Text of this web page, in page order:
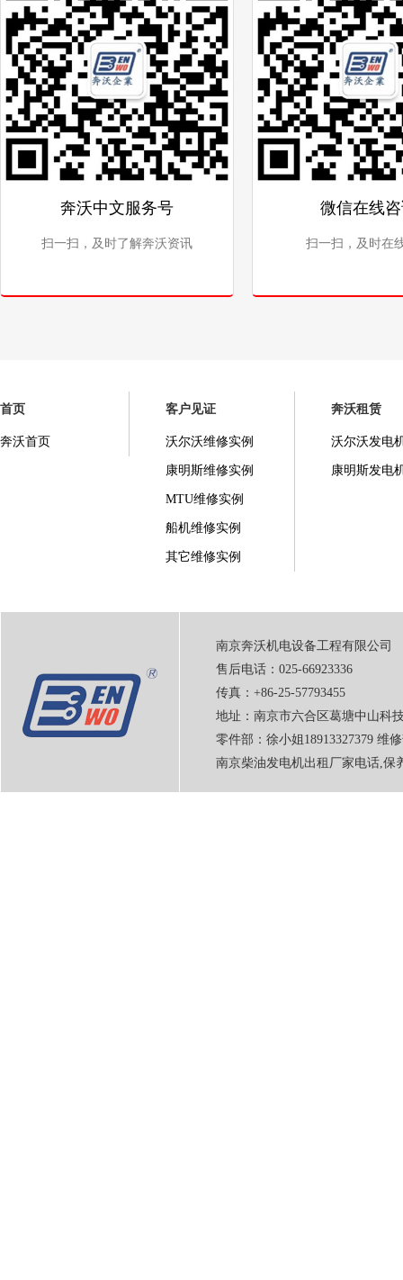
奔沃中文服务号
扫一扫，及时了解奔沃资讯
微信在线
扫一扫，及时在
首页
奔沃首页
客户见证
沃尔沃维修实例
康明斯维修实例
MTU维修实例
船机维修实例
其它维修实例
奔沃租赁
沃尔沃发电
康明斯发电
南京奔沃机电设备工程有限公司
售后电话：025-66923336
传真：+86-25-57793455
地址：南京市六合区葛塘中山科
零件部：徐小姐18913327379 维
南京柴油发电机出租厂家电话,保